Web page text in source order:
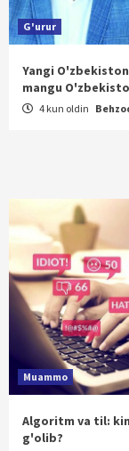
G'urur
Yangi
mangu
4 kun oldin
Muammo
Algoritm va til:
g'olib?